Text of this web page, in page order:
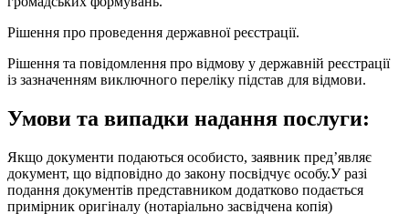
Рішення про проведення державної реєстрації.
Рішення та повідомлення про відмову у державній реєстрації
із зазначенням виключного переліку підстав для відмови.
Умови та випадки надання послуги:
Якщо документи подаються особисто, заявник пред’являє
документ, що відповідно до закону посвідчує особу.У разі
подання документів представником додатково подається
примірник оригіналу (нотаріально засвідчена копія)